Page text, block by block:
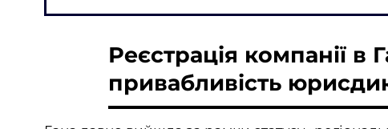
Реєстрація компанії в
привабливість